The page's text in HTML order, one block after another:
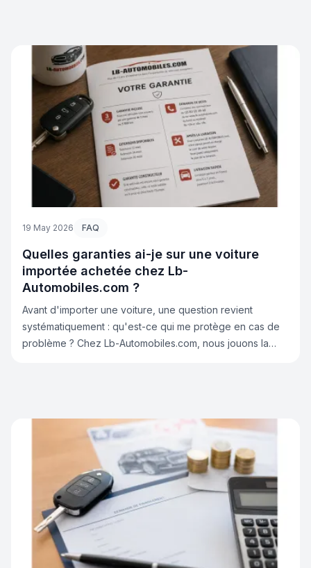
Automobiles.com, nous accompagnons chaque jour des
clients à la recherche de véhicules SEAT récents, bien
équipés et au meilleur tarif. Grâce à notre expertise dans
l’importation automobile, Lb-Automobiles.com permet
d’accéder à des modèles souvent mieux optionnés et
plus avantageux que sur le marché français classique.
19 May 2026 FAQ
Quelles garanties ai-je sur une voiture
importée achetée chez Lb-
Automobiles.com ?
Avant d'importer une voiture, une question revient
systématiquement : qu'est-ce qui me protège en cas de
problème ? Chez Lb-Automobiles.com, nous jouons la